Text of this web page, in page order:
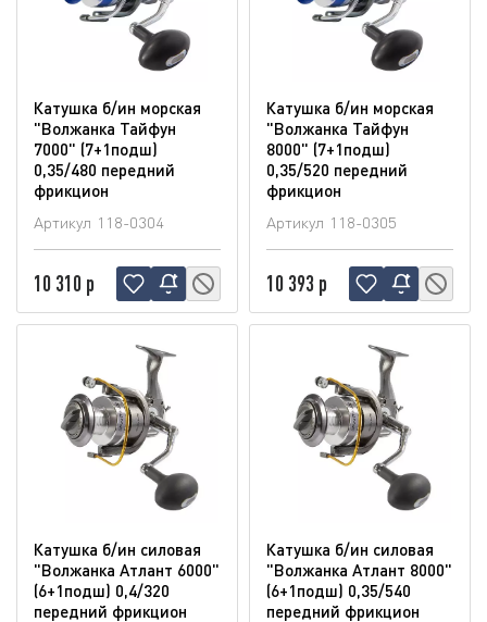
Катушка б/ин морская
"Волжанка Тайфун
7000" (7+1подш)
0,35/480 передний
фрикцион
Артикул 118-0304
10 310 р
Катушка б/ин морская
"Волжанка Тайфун
8000" (7+1подш)
0,35/520 передний
фрикцион
Артикул 118-0305
10 393 р
Катушка б/ин силовая
"Волжанка Атлант 6000"
(6+1подш) 0,4/320
передний фрикцион
Катушка б/ин силовая
"Волжанка Атлант 8000"
(6+1подш) 0,35/540
передний фрикцион